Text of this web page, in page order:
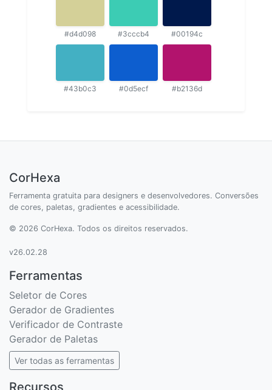
#d4d098 #3cccb4 #00194c
#43b0c3 #0d5ecf #b2136d
CorHexa
Ferramenta gratuita para designers e desenvolvedores. Conversões
de cores, paletas, gradientes e acessibilidade.
© 2026 CorHexa. Todos os direitos reservados.
v26.02.28
Ferramentas
Seletor de Cores
Gerador de Gradientes
Verificador de Contraste
Gerador de Paletas
Ver todas as ferramentas
Recursos